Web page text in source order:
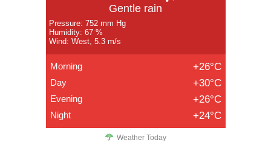
Gentle rain
Pressure: 752 mm Hg
Humidity: 67 %
Wind: West, 5.3 m/s
Morning +26°C
Day +30°C
Evening +26°C
Night +24°C
Weather Today